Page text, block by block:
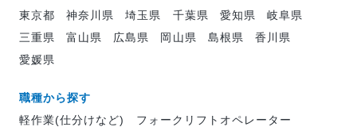
東京都
神奈川県 埼玉県 千葉県 愛知県
岐阜県
三重県
富山県 広島県 岡山県 島根県
香川県
愛媛県
職種から探す
軽作業(仕分けなど)
フォークリフトオペレーター